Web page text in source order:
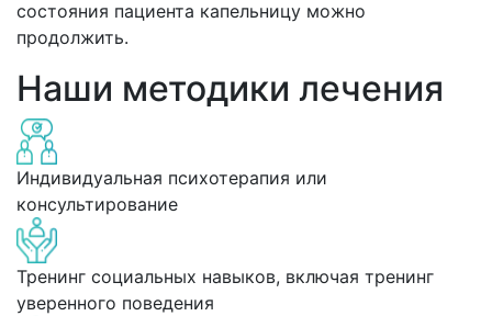
состояния пациента капельницу можно
продолжить.
Наши методики лечения
Индивидуальная психотерапия или
консультирование
Тренинг социальных навыков, включая тренинг
уверенного поведения